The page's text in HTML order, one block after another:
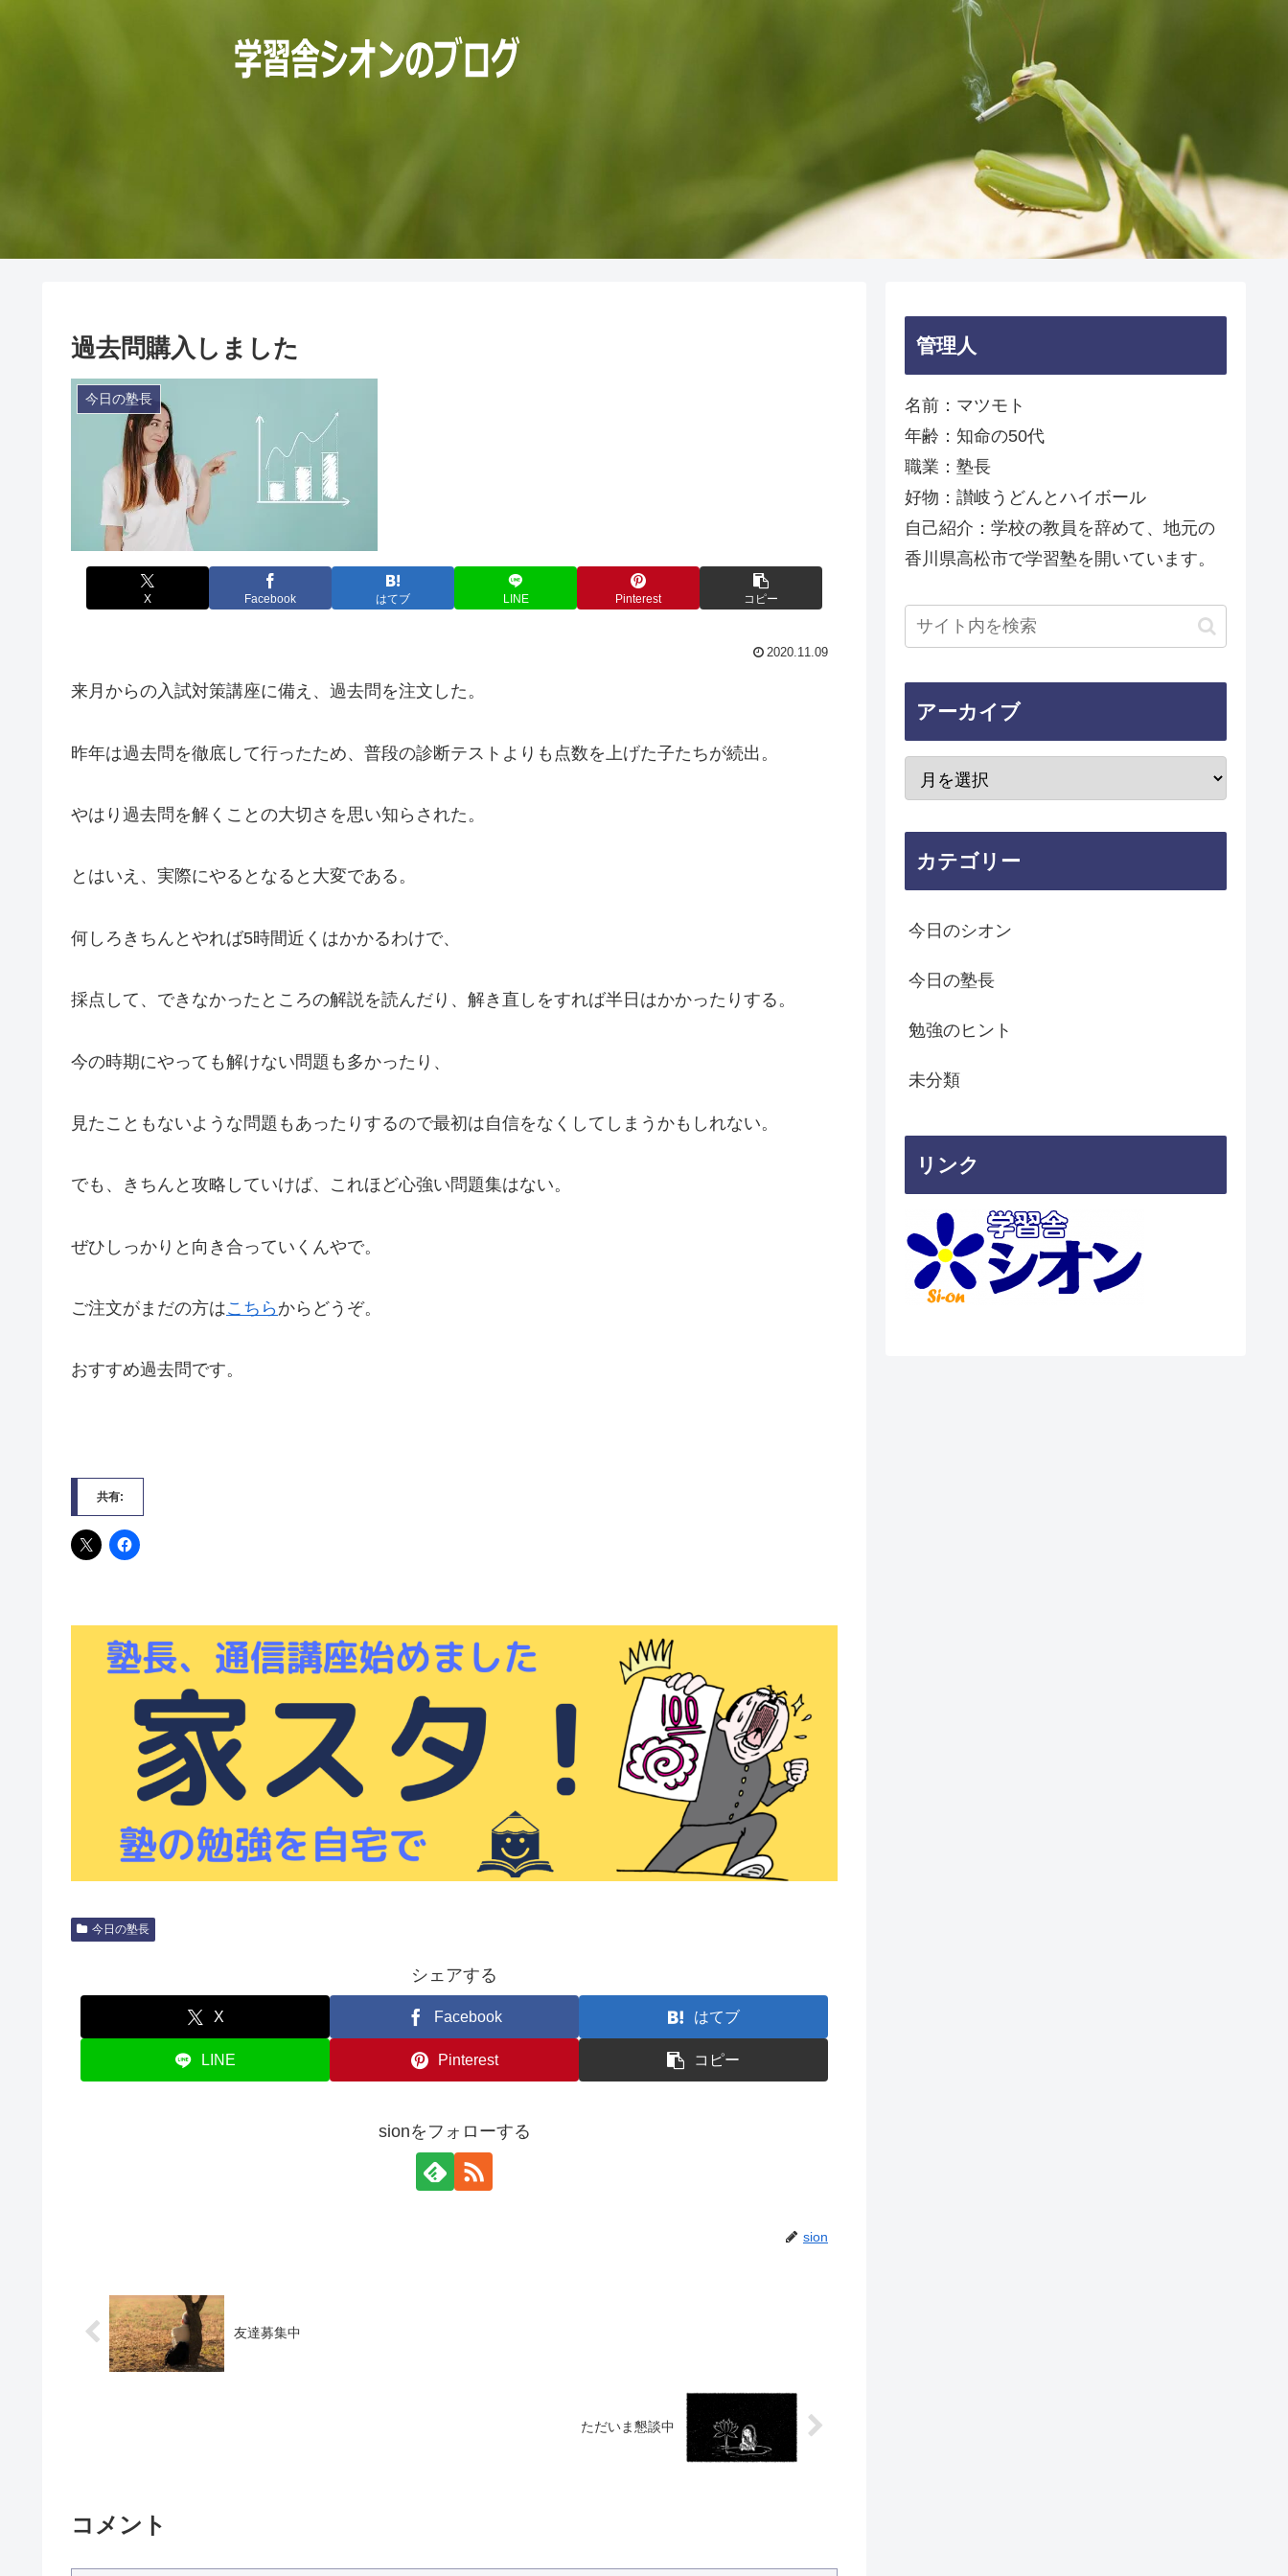
過去問購入しました
今日の塾長
X Facebook はてブ LINE Pinterest コピー
2020.11.09
来月からの入試対策講座に備え、過去問を注文した。
昨年は過去問を徹底して行ったため、普段の診断テストよりも点数を上げた子たちが続出。
やはり過去問を解くことの大切さを思い知らされた。
とはいえ、実際にやるとなると大変である。
何しろきちんとやれば5時間近くはかかるわけで、
採点して、できなかったところの解説を読んだり、解き直しをすれば半日はかかったりする。
今の時期にやっても解けない問題も多かったり、
見たこともないような問題もあったりするので最初は自信をなくしてしまうかもしれない。
でも、きちんと攻略していけば、これほど心強い問題集はない。
ぜひしっかりと向き合っていくんやで。
ご注文がまだの方はこちら からどうぞ。
おすすめ過去問です。
共有:
今日の塾長
シェアする
X Facebook はてブ
LINE Pinterest コピー
sionをフォローする
sion
友達募集中
ただいま懇談中
コメント
管理人
名前：マツモト
年齢：知命の50代
職業：塾長
好物：讃岐うどんとハイボール
自己紹介：学校の教員を辞めて、地元の
香川県高松市で学習塾を開いています。
アーカイブ
カテゴリー
今日のシオン
今日の塾長
勉強のヒント
未分類
リンク